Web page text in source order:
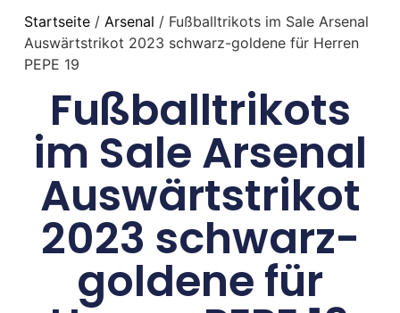
Startseite/ Arsenal / Fußballtrikots im Sale Arsenal
Auswärtstrikot 2023 schwarz-goldene für Herren
PEPE 19
Fußballtrikots
im Sale Arsenal
Auswärtstrikot
2023 schwarz-
goldene für